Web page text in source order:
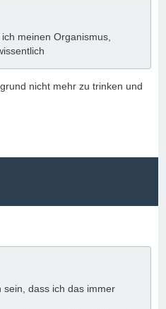
meinen Organismus,
nicht mehr zu trinken und
sein, dass ich das immer